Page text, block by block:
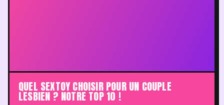
QUEL SEXTOY CHOISIR POUR UN COUPLE
LESBIEN ? NOTRE TOP 10 !